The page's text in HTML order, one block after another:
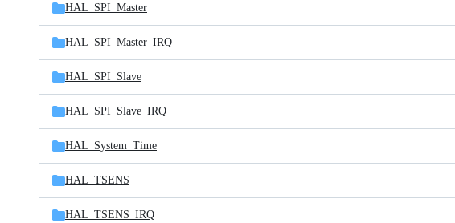
HAL_SPI_Master
HAL_SPI_Master_IRQ
HAL_SPI_Slave
HAL_SPI_Slave_IRQ
HAL_System_Time
HAL_TSENS
HAL_TSENS_IRQ